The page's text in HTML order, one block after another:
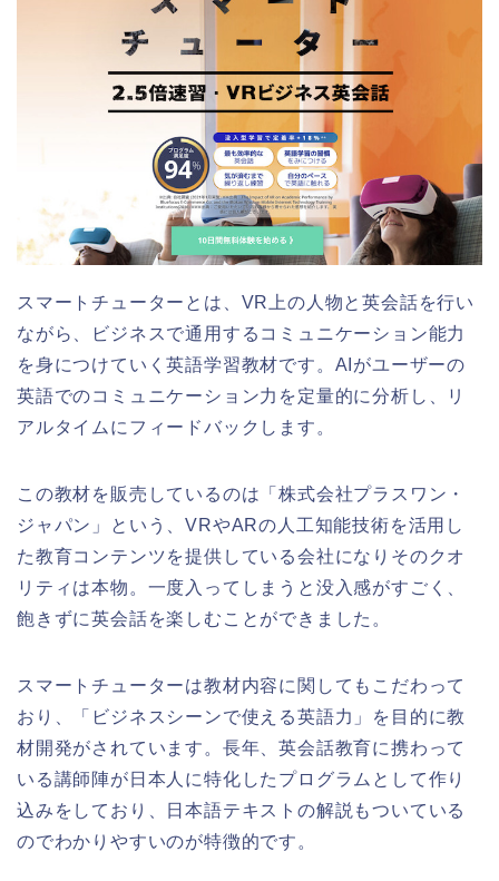
スマートチューターとは、VR上の人物と英会話を行い
ながら、ビジネスで通用するコミュニケーション能力
を身につけていく英語学習教材です。AIがユーザーの
英語でのコミュニケーション力を定量的に分析し、リ
アルタイムにフィードバックします。
この教材を販売しているのは「株式会社プラスワン・
ジャパン」という、VRやARの人工知能技術を活用し
た教育コンテンツを提供している会社になりそのクオ
リティは本物。一度入ってしまうと没入感がすごく、
飽きずに英会話を楽しむことができました。
スマートチューターは教材内容に関してもこだわって
おり、「ビジネスシーンで使える英語力」を目的に教
材開発がされています。長年、英会話教育に携わって
いる講師陣が日本人に特化したプログラムとして作り
込みをしており、日本語テキストの解説もついている
のでわかりやすいのが特徴的です。